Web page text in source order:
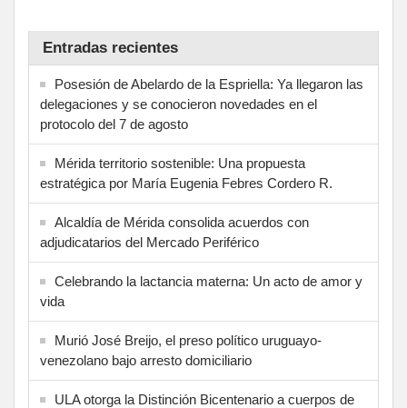
Entradas recientes
Posesión de Abelardo de la Espriella: Ya llegaron las
delegaciones y se conocieron novedades en el
protocolo del 7 de agosto
Mérida territorio sostenible: Una propuesta
estratégica por María Eugenia Febres Cordero R.
Alcaldía de Mérida consolida acuerdos con
adjudicatarios del Mercado Periférico
Celebrando la lactancia materna: Un acto de amor y
vida
Murió José Breijo, el preso político uruguayo-
venezolano bajo arresto domiciliario
ULA otorga la Distinción Bicentenario a cuerpos de